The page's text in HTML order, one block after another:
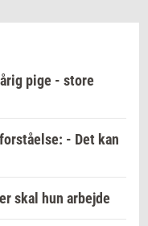
pige - store
- Det kan
skal hun arbejde